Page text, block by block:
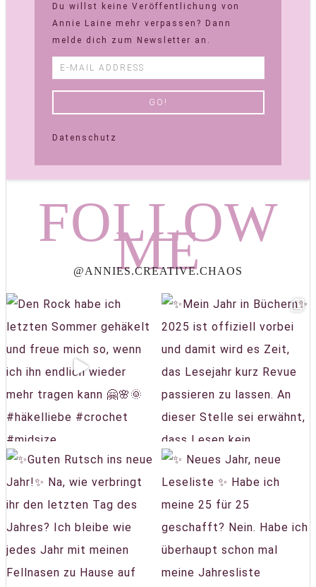
Du willst keine Veröffentlichung von
Annie Laine mehr verpassen? Dann
melde dich zum Newsletter an.
Datenschutz
FOLLOW
ME
@ANNIES.CREATIVE.CHAOS